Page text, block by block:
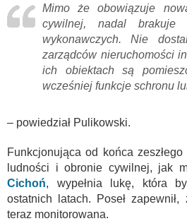
Mimo że obowiązuje
cywilnej, nadal
wykonawczych. Nie
zarządców nieruchomości
ich obiektach są
wcześniej funkcje schronu
– powiedział Pulikowski.
Funkcjonująca od końca
ludności i obronie cywilnej, jak
Cichoń, wypełnia lukę, która
ostatnich latach. Poseł
teraz monitorowana.